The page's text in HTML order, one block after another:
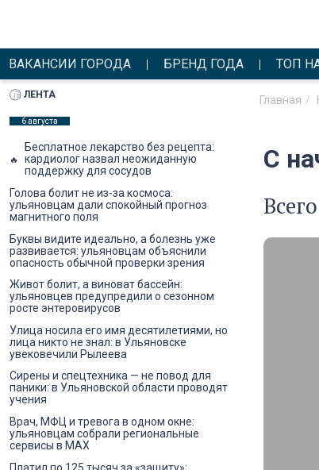
ВАКАНСИИ ГОРОДА БРЕНД ГОДА ТОП
Главная
С
ЛЕНТА
6 августа
Бесплатное лекарство без рецепта:
кардиолог назвал неожиданную
поддержку для сосудов
Голова болит не из-за космоса:
ульяновцам дали спокойный прогноз
магнитного поля
Буквы видите идеально, а болезнь уже
развивается: ульяновцам объяснили
опасность обычной проверки зрения
Живот болит, а виноват бассейн:
ульяновцев предупредили о сезонном
росте энтеровирусов
Улица носила его имя десятилетиями, но
лица никто не знал: в Ульяновске
увековечили Рылеева
Сирены и спецтехника — не повод для
паники: в Ульяновской области проводят
учения
Врач, МФЦ и тревога в одном окне:
ульяновцам собрали региональные
сервисы в MAX
Платил по 125 тысяч за «защиту»: